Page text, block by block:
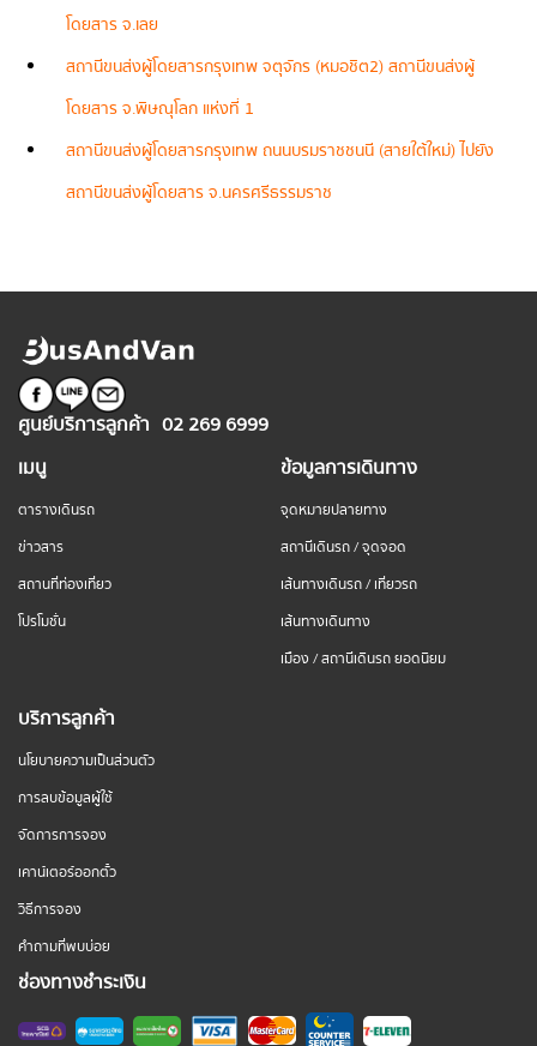
โดยสาร จ.เลย
สถานีขนส่งผู้โดยสารกรุงเทพ จตุจักร (หมอชิต2) สถานีขนส่งผู้
โดยสาร จ.พิษณุโลก แห่งที่ 1
สถานีขนส่งผู้โดยสารกรุงเทพ ถนนบรมราชชนนี (สายใต้ใหม่) ไปยัง
สถานีขนส่งผู้โดยสาร จ.นครศรีธรรมราช
ศูนย์บริการลูกค้า 02 269 6999
เมนู
ตารางเดินรถ
ข่าวสาร
สถานที่ท่องเที่ยว
โปรโมชั่น
ข้อมูลการเดินทาง
จุดหมายปลายทาง
สถานีเดินรถ / จุดจอด
เส้นทางเดินรถ / เที่ยวรถ
เส้นทางเดินทาง
เมือง / สถานีเดินรถ ยอดนิยม
บริการลูกค้า
นโยบายความเป็นส่วนตัว
การลบข้อมูลผู้ใช้
จัดการการจอง
เคาน์เตอร์ออกตั๋ว
วิธีการจอง
คำถามที่พบบ่อย
ช่องทางชำระเงิน